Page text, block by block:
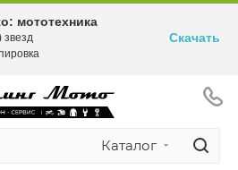
Каталог
мототехника
звезд
Скачать